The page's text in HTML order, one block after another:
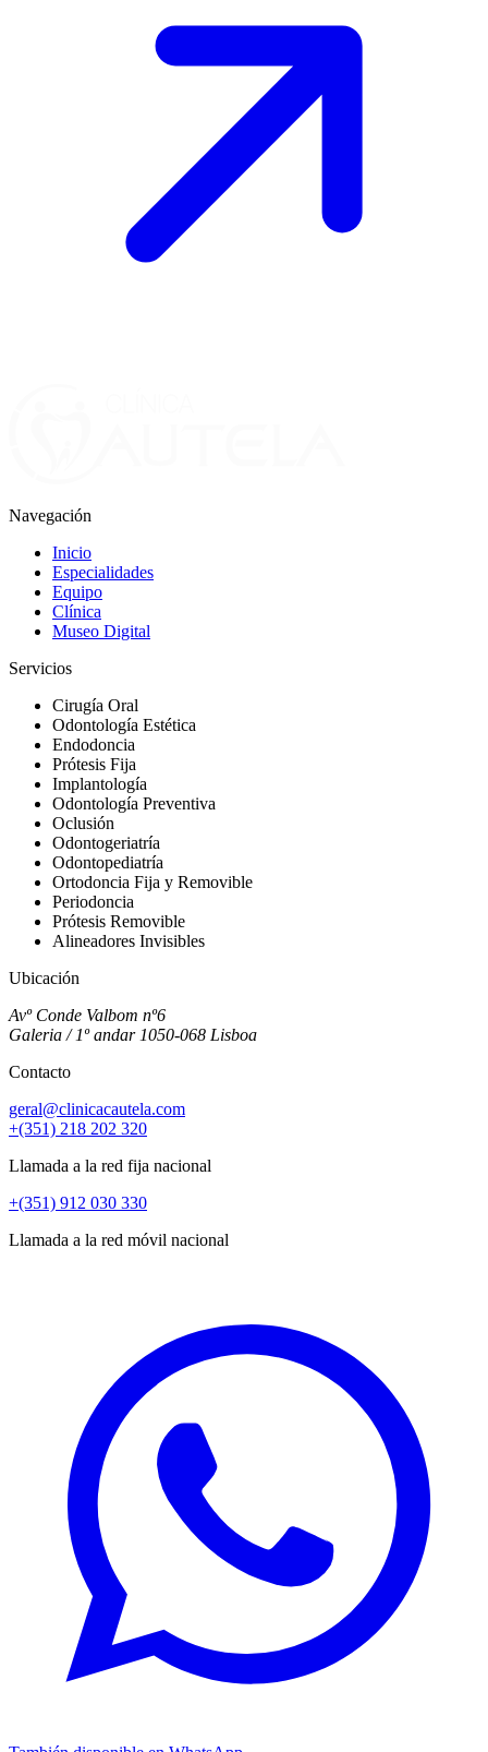
Navegación
Inicio
Especialidades
Equipo
Clínica
Museo Digital
Servicios
Cirugía Oral
Odontología Estética
Endodoncia
Prótesis Fija
Implantología
Odontología Preventiva
Oclusión
Odontogeriatría
Odontopediatría
Ortodoncia Fija y Removible
Periodoncia
Prótesis Removible
Alineadores Invisibles
Ubicación
Avº Conde Valbom nº6
Galeria / 1º andar 1050-068 Lisboa
Contacto
geral@clinicacautela.com
+(351) 218 202 320
Llamada a la red fija nacional
+(351) 912 030 330
Llamada a la red móvil nacional